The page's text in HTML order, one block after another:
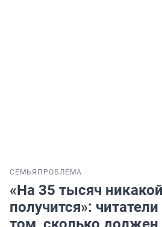
СЕМЬЯ ПРОБЛЕМА
«На 35 тысяч
получится»: